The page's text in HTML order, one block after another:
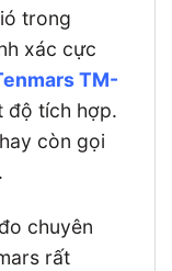
trong
xác cực
TM-
độ tích hợp.
còn gọi
chuyên
rất